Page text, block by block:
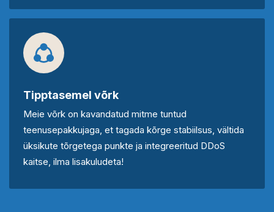
Tipptasemel võrk
Meie võrk on kavandatud mitme tuntud
teenusepakkujaga, et tagada kõrge stabiilsus, vältida
üksikute tõrgetega punkte ja integreeritud DDoS
kaitse, ilma lisakuludeta!